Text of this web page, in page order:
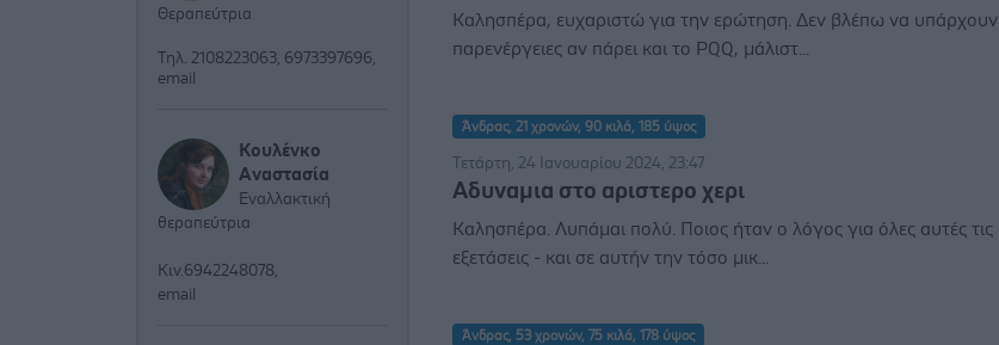
Θεραπεύτρια
Τηλ. 2108223063, 6973397696,
email
Κουλένκο
Αναστασία
Εναλλακτική
θεραπεύτρια
Κιν.6942248078,
email
Καλησπέρα, ευχαριστώ για την ερώτηση. Δεν βλέπω να υπάρχουν
παρενέργειες αν πάρει και το PQQ, μάλιστ...
Άνδρας, 21 χρονών, 90 κιλά, 185 ύψος
Τετάρτη, 24 Ιανουαρίου 2024, 23:47
Αδυναμια στο αριστερο χερι
Καλησπέρα. Λυπάμαι πολύ. Ποιος ήταν ο λόγος για όλες αυτές τις
εξετάσεις - και σε αυτήν την τόσο μικ...
Άνδρας, 53 χρονών, 75 κιλά, 178 ύψος